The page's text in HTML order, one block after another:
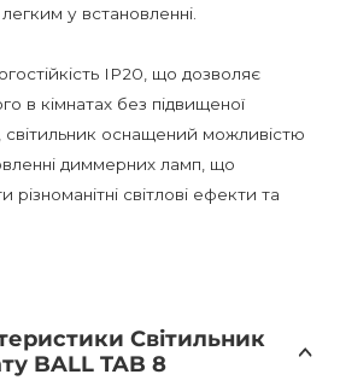
у встановленні.
IP20, що дозволяє
в кімнатах без підвищеної
світильник оснащений можливістю
диммерних ламп, що
світлові ефекти та
освітлення для дитячої кімнати,
вибір. Не пропустіть
Світильник
BALL TAB 8